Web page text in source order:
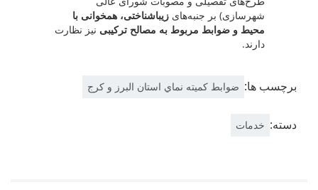
شهرسازی) بر جنبه‌های زیباشناختی، همخوانی با
محیط و ضوابط مربوط به مصالح ترکیبی نیز نظارت
دارند.
برچسب ها: ضوابط كميته نماي استان البرز و كرج
دسته: خدمات